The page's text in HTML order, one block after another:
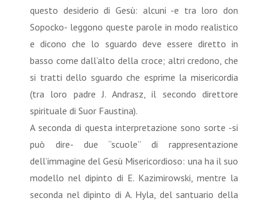
questo desiderio di Gesù: alcuni -e tra loro don
Sopocko- leggono queste parole in modo realistico
e dicono che lo sguardo deve essere diretto in
basso come dall’alto della croce; altri credono, che
si tratti dello sguardo che esprime la misericordia
(tra loro padre J. Andrasz, il secondo direttore
spirituale di Suor Faustina).
A seconda di questa interpretazione sono sorte -si
può dire- due “scuole” di rappresentazione
dell’immagine del Gesù Misericordioso: una ha il suo
modello nel dipinto di E. Kazimirowski, mentre la
seconda nel dipinto di A. Hyla, del santuario della